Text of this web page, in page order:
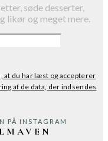
søde desserter,
likør og meget mere.
du har læst og accepterer
af de data, der indsendes
PÅ INSTAGRAM